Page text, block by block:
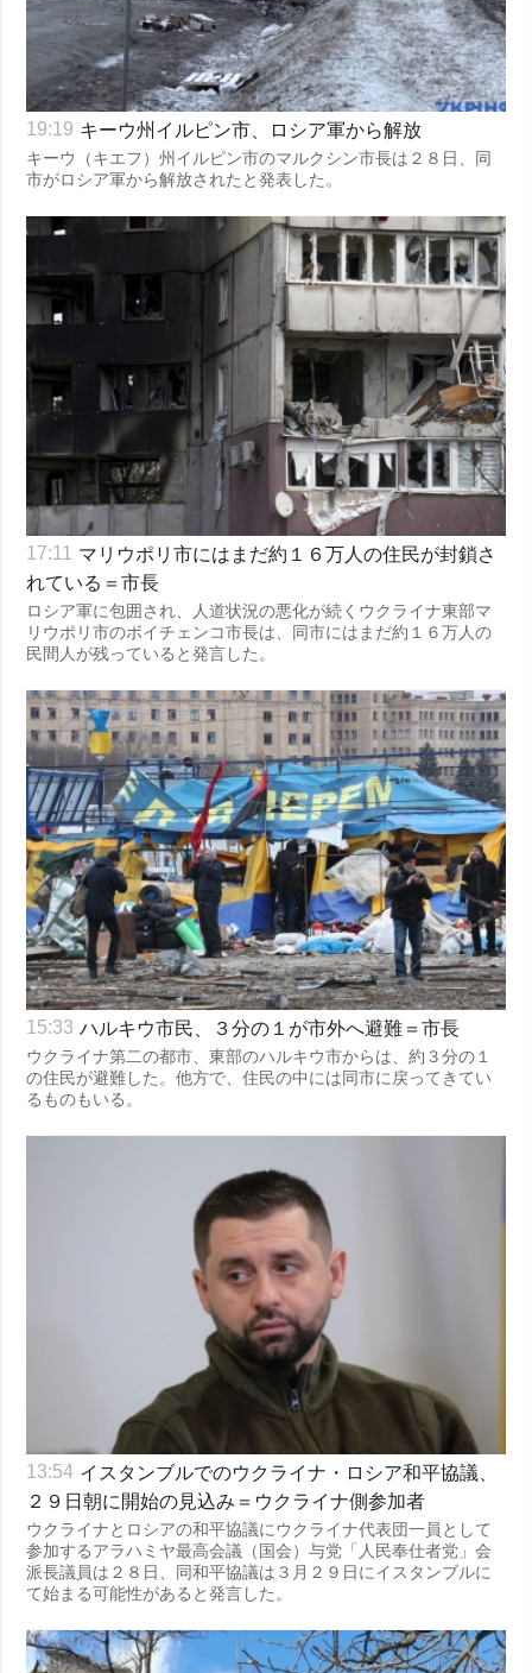
19:19 キーウ州イルピン市、ロシア軍から解放
キーウ（キエフ）州イルピン市のマルクシン市長は２８日、同
市がロシア軍から解放されたと発表した。
17:11
マリウポリ市にはまだ約１６万人の住民が封鎖さ
れている＝市長
ロシア軍に包囲され、人道状況の悪化が続くウクライナ東部マ
リウポリ市のボイチェンコ市長は、同市にはまだ約１６万人の
民間人が残っていると発言した。
15:33 ハルキウ市民、３分の１が市外へ避難＝市長
ウクライナ第二の都市、東部のハルキウ市からは、約３分の１
の住民が避難した。他方で、住民の中には同市に戻ってきてい
るものもいる。
13:54 イスタンブルでのウクライナ・ロシア和平協議、
２９日朝に開始の見込み＝ウクライナ側参加者
ウクライナとロシアの和平協議にウクライナ代表団一員として
参加するアラハミヤ最高会議（国会）与党「人民奉仕者党」会
派長議員は２８日、同和平協議は３月２９日にイスタンブルに
て始まる可能性があると発言した。